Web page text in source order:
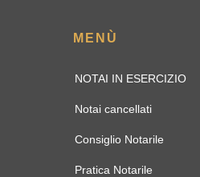
MENÙ
NOTAI IN ESERCIZIO
Notai cancellati
Consiglio Notarile
Pratica Notarile